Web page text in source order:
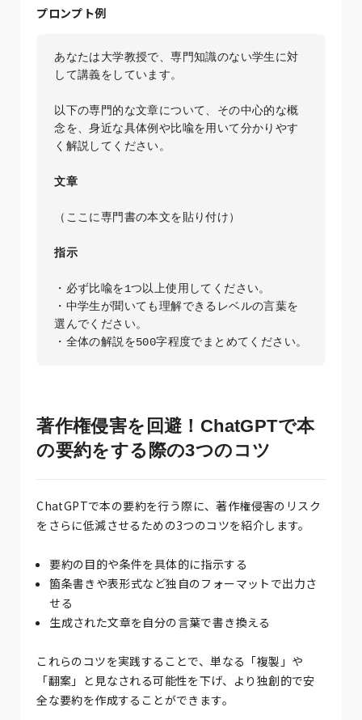
プロンプト例
あなたは大学教授で、専門知識のない学生に対
して講義をしています。
以下の専門的な文章について、その中心的な概
念を、身近な具体例や比喩を用いて分かりやす
く解説してください。
文章
（ここに専門書の本文を貼り付け）
指示
・必ず比喩を1つ以上使用してください。
・中学生が聞いても理解できるレベルの言葉を
選んでください。
・全体の解説を500字程度でまとめてください。
著作権侵害を回避！ChatGPTで本
の要約をする際の3つのコツ
ChatGPTで本の要約を行う際に、著作権侵害のリスク
をさらに低減させるための3つのコツを紹介します。
要約の目的や条件を具体的に指示する
箇条書きや表形式など独自のフォーマットで出力さ
せる
生成された文章を自分の言葉で書き換える
これらのコツを実践することで、単なる「複製」や
「翻案」と見なされる可能性を下げ、より独創的で安
全な要約を作成することができます。